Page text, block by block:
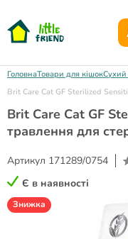
ГоловнаТовари для кішокСухий
Brit Care Cat GF Sterilized
Brit Care Cat GF
травлення для
Артикул 171289/0754
Є в наявності
Знижка